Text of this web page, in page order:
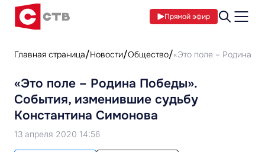
Прямой эфир
Главная страница Новости Общество «Это поле – Родина
«Это поле – Родина Победы».
События, изменившие судьбу
Константина Симонова
13 апреля 2020 14:56